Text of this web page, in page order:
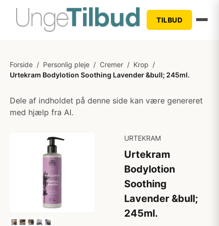
TILBUD
Forside / Personlig pleje / Cremer / Krop /
Urtekram Bodylotion Soothing Lavender &bull; 245ml.
Dele af indholdet på denne side kan være genereret
med hjælp fra AI.
URTEKRAM
Urtekram
Bodylotion
Soothing
Lavender &bull;
245ml.